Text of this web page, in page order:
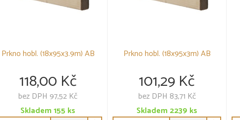
Prkno hobl. (18x95x3.9m) AB
118,00 Kč
bez DPH 97,52 Kč
Skladem155 ks
Prkno hobl. (18x95x3m) AB
101,29 Kč
bez DPH 83,71 Kč
Skladem2239 ks